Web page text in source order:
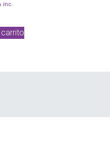
inc.
carrito